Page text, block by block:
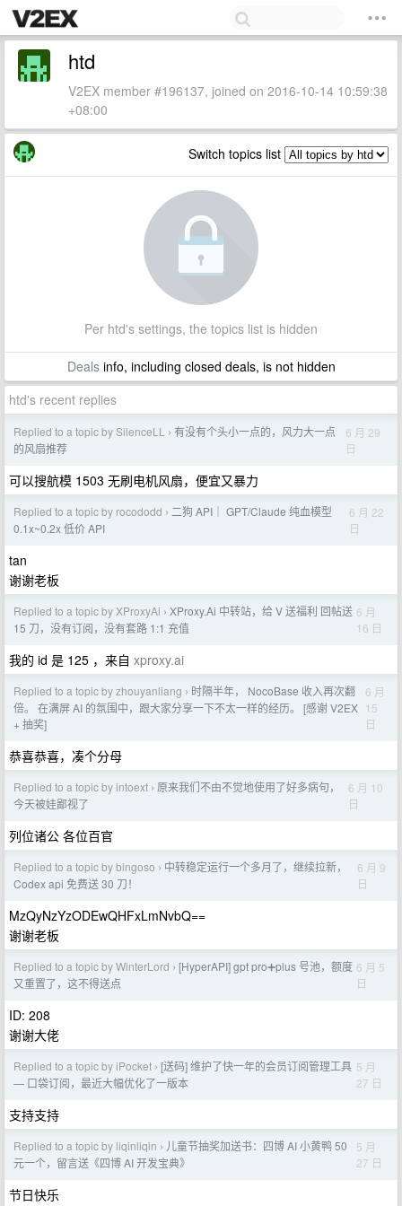
htd
V2EX member #196137, joined on 2016-10-14 10:59:38
+08:00
Switch topics list
Per htd's settings, the topics list is hidden
Dealsinfo, including closed deals, is not hidden
htd's recent replies
Replied to a topic by SilenceLL › 有没有个头小一点的，风力大一点
的风扇推荐
6 月 29
日
可以搜航模 1503 无刷电机风扇，便宜又暴力
Replied to a topic by rocododd › 二狗 API｜ GPT/Claude 纯血模型
0.1x~0.2x 低价 API
6 月 22
日
tan
谢谢老板
Replied to a topic by XProxyAi › XProxy.Ai 中转站，给 V 送福利 回帖送
15 刀，没有订阅，没有套路 1:1 充值
6 月
16 日
我的 id 是 125 ，来自 xproxy.ai
Replied to a topic by zhouyanliang › 时隔半年， NocoBase 收入再次翻
倍。 在满屏 AI 的氛围中，跟大家分享一下不太一样的经历。 [感谢 V2EX
+ 抽奖]
6 月
15
日
恭喜恭喜，凑个分母
Replied to a topic by intoext › 原来我们不由不觉地使用了好多病句，
今天被娃鄙视了
6 月 10
日
列位诸公 各位百官
Replied to a topic by bingoso › 中转稳定运行一个多月了，继续拉新，
Codex api 免费送 30 刀！
6 月 9
日
MzQyNzYzODEwQHFxLmNvbQ==
谢谢老板
Replied to a topic by WinterLord › [HyperAPI] gpt pro➕plus 号池，额度
又重置了，这不得送点
6 月 5
日
ID: 208
谢谢大佬
Replied to a topic by iPocket › [送码] 维护了快一年的会员订阅管理工具
— 口袋订阅，最近大幅优化了一版本
5 月
27 日
支持支持
Replied to a topic by liqinliqin › 儿童节抽奖加送书：四博 AI 小黄鸭 50
元一个，留言送《四博 AI 开发宝典》
5 月
27 日
节日快乐